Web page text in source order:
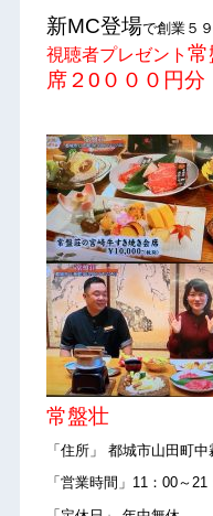
新MC登場で創業５
視聴者プレゼント 常
席２0０００円分
常盤壮
「住所」 都城市山田町
「営業時間」11：00～21